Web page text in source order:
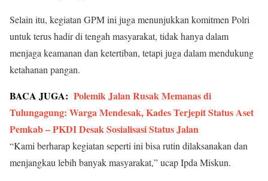
Selain itu, kegiatan GPM ini juga menunjukkan komitmen Polri
untuk terus hadir di tengah masyarakat, tidak hanya dalam
menjaga keamanan dan ketertiban, tetapi juga dalam mendukung
ketahanan pangan.
BACA JUGA: Polemik Jalan Rusak Memanas di
Tulungagung: Warga Mendesak, Kades Terjepit Status Aset
Pemkab – PKDI Desak Sosialisasi Status Jalan
“Kami berharap kegiatan seperti ini bisa rutin dilaksanakan dan
menjangkau lebih banyak masyarakat,” ucap Ipda Miskun.